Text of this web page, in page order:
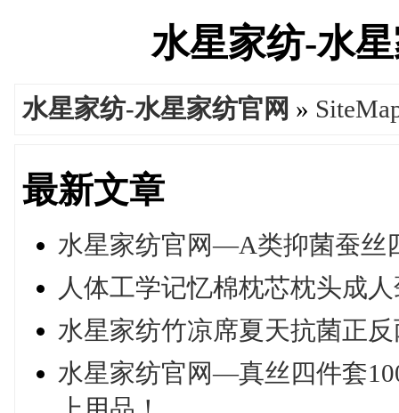
水星家纺-水
水星家纺-水星家纺官网 »
最新文章
水星家纺官网—A类抑菌蚕丝
人体工学记忆棉枕芯枕头成
水星家纺竹凉席夏天抗菌正
水星家纺官网—真丝四件套